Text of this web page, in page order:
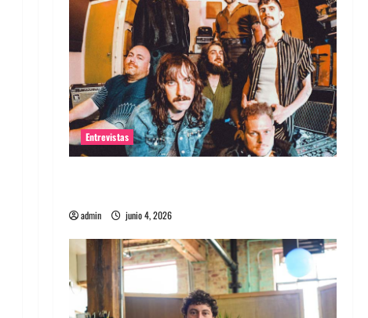
Entrevistas
admin junio 4, 2026